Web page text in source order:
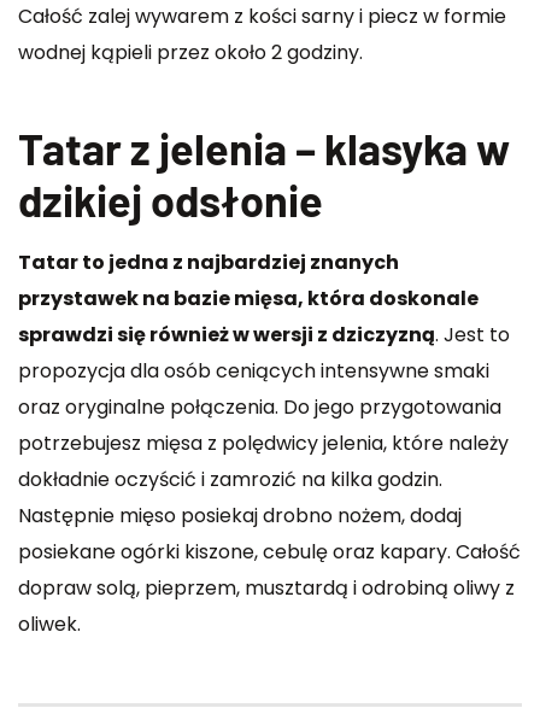
Całość zalej wywarem z kości sarny i piecz w formie
wodnej kąpieli przez około 2 godziny.
Tatar z jelenia – klasyka w
dzikiej odsłonie
Tatar to jedna z najbardziej znanych
przystawek na bazie mięsa, która doskonale
sprawdzi się również w wersji z dziczyzną. Jest to
propozycja dla osób ceniących intensywne smaki
oraz oryginalne połączenia. Do jego przygotowania
potrzebujesz mięsa z polędwicy jelenia, które należy
dokładnie oczyścić i zamrozić na kilka godzin.
Następnie mięso posiekaj drobno nożem, dodaj
posiekane ogórki kiszone, cebulę oraz kapary. Całość
dopraw solą, pieprzem, musztardą i odrobiną oliwy z
oliwek.